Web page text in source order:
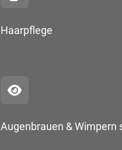
Haarpflege
Augenbrauen & Wimpern